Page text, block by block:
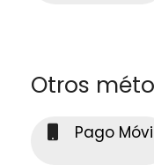
Otros
Pago